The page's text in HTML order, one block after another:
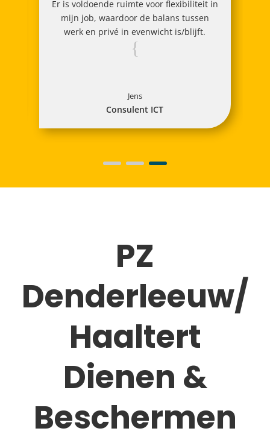
Er is voldoende ruimte voor flexibiliteit in
mijn job, waardoor de balans tussen
werk en privé in evenwicht is/blijft.
{
Jens
Consulent ICT
PZ
Denderleeuw/
Haaltert
Dienen &
Beschermen